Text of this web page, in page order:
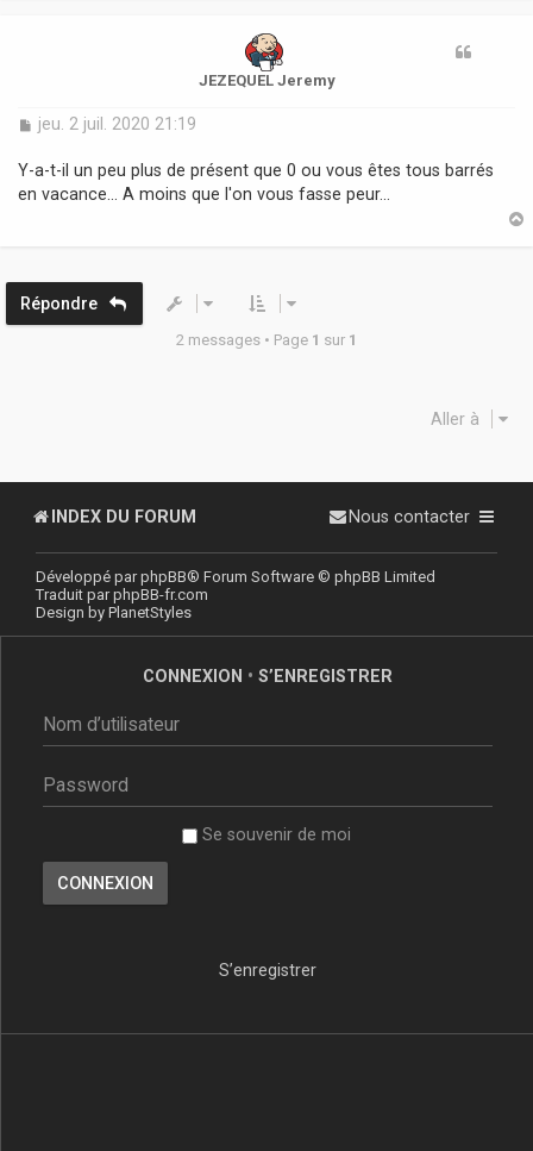
JEZEQUEL Jeremy
M
s
a
jeu. 2 juil. 2020 21:19
Y-a-t-il un peu plus de présent que 0 ou vous êtes tous barrés
en vacance... A moins que l'on vous fasse peur...
Répondre
2 messages • Page 1 sur 1
Aller à
INDEX DU FORUM Nous contacter
Développé parphpBB® Forum Software © phpBB Limited
Traduit parphpBB-fr.com
Design by PlanetStyles
CONNEXION • S’ENREGISTRER
Se souvenir de moi
S’enregistrer